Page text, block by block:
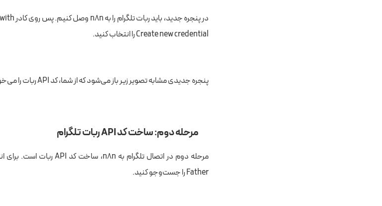
Create new credential را انتخاب کنید.
پنجره جدیدی مشابه تصویر زیر باز می‌شود که از شما، کد API ربات را می‌خواهد.
مرحله دوم: ساخت کد API ربات تلگرام
Father را جست‌وجو کنید.